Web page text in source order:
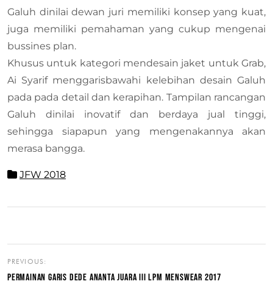
Galuh dinilai dewan juri memiliki konsep yang kuat,
juga memiliki pemahaman yang cukup mengenai
bussines plan.
Khusus untuk kategori mendesain jaket untuk Grab,
Ai Syarif menggarisbawahi kelebihan desain Galuh
pada pada detail dan kerapihan. Tampilan rancangan
Galuh dinilai inovatif dan berdaya jual tinggi,
sehingga siapapun yang mengenakannya akan
merasa bangga.
JFW 2018
PREVIOUS:
PERMAINAN GARIS DEDE ANANTA JUARA III LPM MENSWEAR 2017